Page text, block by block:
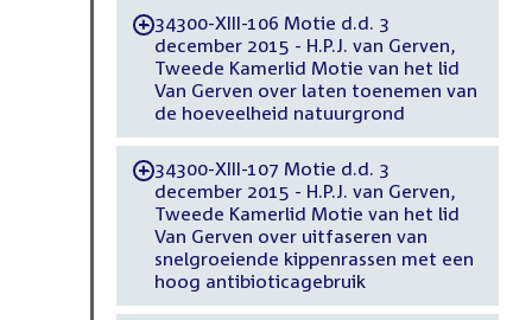
-34300-XIII-106 Motie d.d. 3
december 2015 - H.P.J. van Gerven,
Tweede Kamerlid Motie van het lid
Van Gerven over laten toenemen van
de hoeveelheid natuurgrond
-34300-XIII-107 Motie d.d. 3
december 2015 - H.P.J. van Gerven,
Tweede Kamerlid Motie van het lid
Van Gerven over uitfaseren van
snelgroeiende kippenrassen met een
hoog antibioticagebruik